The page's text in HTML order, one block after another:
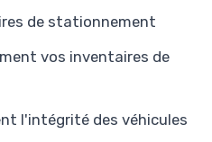
de stationnement
vos inventaires de
l'intégrité des véhicules